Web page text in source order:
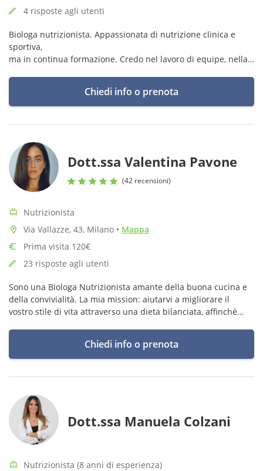
4 risposte agli utenti
Biologa nutrizionista. Appassionata di nutrizione clinica e
sportiva,
ma in continua formazione. Credo nel lavoro di equipe, nella
Chiedi info o prenota
Dott.ssa Valentina Pavone
(42 recensioni)
Nutrizionista
Via Vallazze, 43, Milano • Mappa
Prima visita 120€
23 risposte agli utenti
Sono una Biologa Nutrizionista amante della buona cucina e
della convivialità. La mia mission: aiutarvi a migliorare il
vostro stile di vita attraverso una dieta bilanciata, affinchè
Chiedi info o prenota
Dott.ssa Manuela Colzani
Nutrizionista (8 anni di esperienza)